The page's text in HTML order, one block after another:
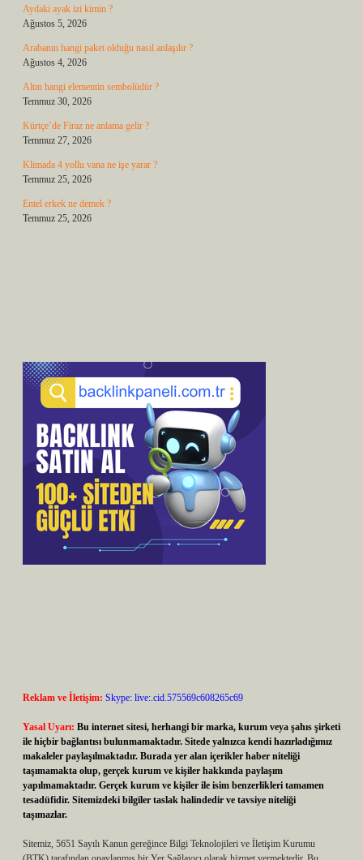
Aydaki ayak izi kimin ?
Ağustos 5, 2026
Arabanın hangi paket olduğu nasıl anlaşılır ?
Ağustos 4, 2026
Altın hangi elementin sembolüdür ?
Temmuz 30, 2026
Kürtçe’de Firaz ne anlama gelir ?
Temmuz 27, 2026
Klimada 4 yollu vana ne işe yarar ?
Temmuz 25, 2026
Entel erkek ne demek ?
Temmuz 25, 2026
Reklam ve İletişim: Skype: live:.cid.575569c608265c69
Yasal Uyarı: Bu internet sitesi, herhangi bir marka, kurum veya şahıs şirketi
ile hiçbir bağlantısı bulunmamaktadır. Sitede yalnızca kendi hazırladığımız
makaleler paylaşılmaktadır. Burada yer alan içerikler haber niteliği
taşımamakta olup, gerçek kurum ve kişiler hakkında paylaşım
yapılmamaktadır. Gerçek kurum ve kişiler ile isim benzerlikleri tamamen
tesadüfidir. Sitemizdeki bilgiler taslak halindedir ve tavsiye niteliği
taşımazlar.
Sitemiz, 5651 Sayılı Kanun gereğince Bilgi Teknolojileri ve İletişim Kurumu